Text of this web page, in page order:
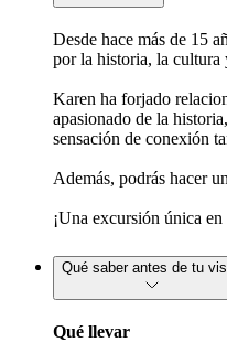
Desde hace más de 15
por la historia, la cultura
Karen ha forjado
apasionado de la
sensación de conexión
Además, podrás hacer
¡Una excursión única en
Qué saber antes de tu
Qué llevar